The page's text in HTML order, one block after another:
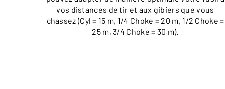
vos distances de tir et aux gibiers que vous
chassez (Cyl = 15 m, 1/4 Choke = 20 m, 1/2 Choke =
25 m, 3/4 Choke = 30 m).